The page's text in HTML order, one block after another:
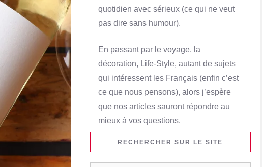
quotidien avec sérieux (ce qui ne veut
pas dire sans humour).
En passant par le voyage, la
décoration, Life-Style, autant de sujets
qui intéressent les Français (enfin c’est
ce que nous pensons), alors j’espère
que nos articles sauront répondre au
mieux à vos questions.
RECHERCHER SUR LE SITE